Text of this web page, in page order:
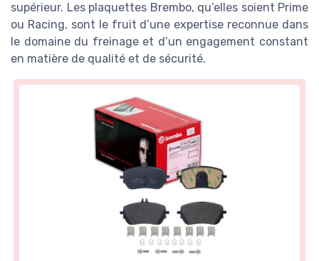
supérieur. Les plaquettes Brembo, qu’elles soient Prime
ou Racing, sont le fruit d’une expertise reconnue dans
le domaine du freinage et d’un engagement constant
en matière de qualité et de sécurité.